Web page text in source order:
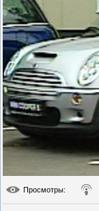
Просмотры: